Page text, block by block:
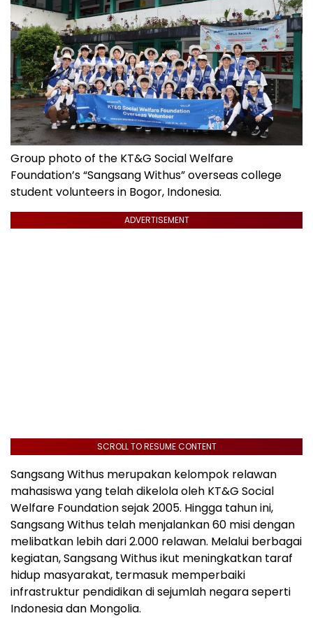
Group photo of the KT&G Social Welfare
Foundation’s “Sangsang Withus” overseas college
student volunteers in Bogor, Indonesia.
ADVERTISEMENT
SCROLL TO RESUME CONTENT
Sangsang Withus merupakan kelompok relawan
mahasiswa yang telah dikelola oleh KT&G Social
Welfare Foundation sejak 2005. Hingga tahun ini,
Sangsang Withus telah menjalankan 60 misi dengan
melibatkan lebih dari 2.000 relawan. Melalui berbagai
kegiatan, Sangsang Withus ikut meningkatkan taraf
hidup masyarakat, termasuk memperbaiki
infrastruktur pendidikan di sejumlah negara seperti
Indonesia dan Mongolia.